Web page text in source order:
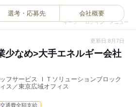
キープ ログイン メニュー
選考・応募先 会社概要
更新日:8月7日
少なめ>大手エネルギー会社
フサービス ＩＴソリューションブロック
ス／東京広域オフィス
交通費全額支給